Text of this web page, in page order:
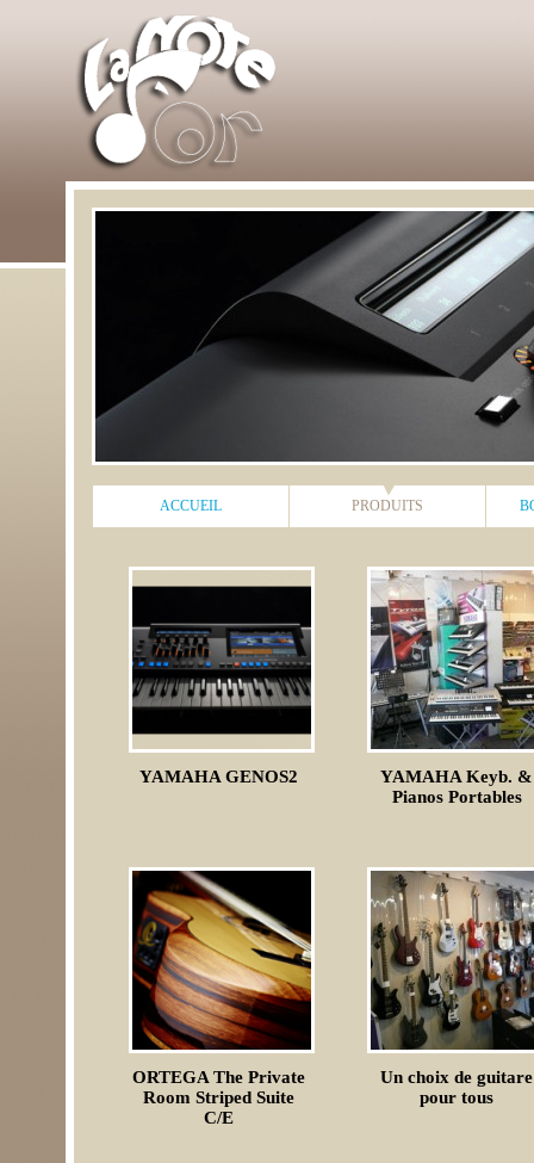
ACCUEIL PRODUITS
YAMAHA GENOS2
YAMAHA Keyb. &
Pianos Portables
ORTEGA The Private
Room Striped Suite
C/E
Un choix de guitare
pour tous